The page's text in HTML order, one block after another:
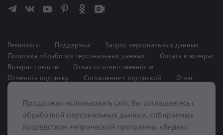
Реквизиты Поддержка
Запрос персональных данных
Политика обработки персональных данных
Оплата и возврат
Возврат средств
Отказ от ответственности
Отменить подписку
Соглашение с подпиской О нас
При поддержке
Продолжая использовать сайт, Вы соглашаетесь с
обработкой персональных данных, собираемых
посредством метрической программы «Яндекс